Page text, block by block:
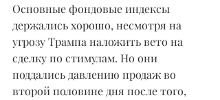
Основные фондовые индексы
держались хорошо, несмотря на
угрозу Трампа наложить вето на
сделку по стимулам. Но они
поддались давлению продаж во
второй половине дня после того,